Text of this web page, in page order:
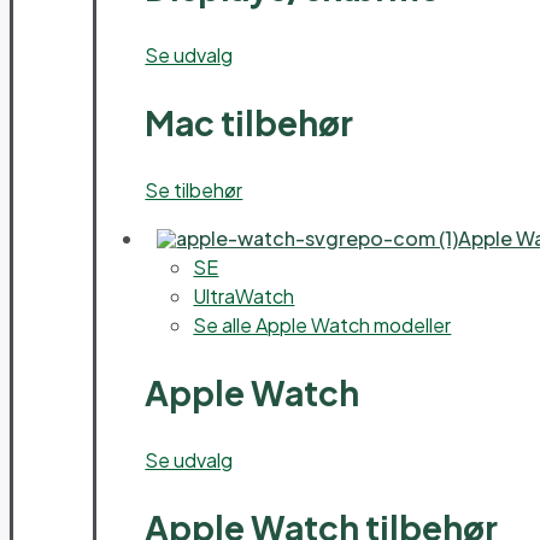
Se udvalg
Mac tilbehør
Se tilbehør
Apple
SE
UltraWatch
Se alle Apple Watch modeller
Apple Watch
Se udvalg
Apple Watch tilbehør